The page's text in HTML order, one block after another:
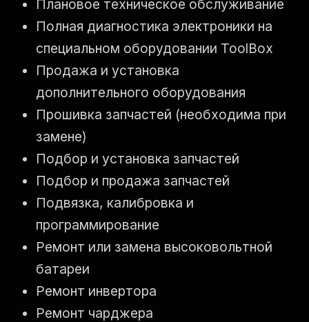
Плановое техническое обслуживание
Полная диагностика электроники на
специальном оборудовании ToolBox
Продажа и установка
дополнительного оборудования
Прошивка запчастей (необходима при
замене)
Подбор и установка запчастей
Подбор и продажа запчастей
Подвязка, калибровка и
программирование
Ремонт или замена высоковольтной
батареи
Ремонт инвертора
Ремонт чарджера